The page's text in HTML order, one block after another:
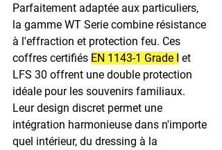
Parfaitement adaptée aux particuliers,
la gamme WT Serie combine résistance
à l'effraction et protection feu. Ces
coffres certifiés EN 1143-1 Grade I et
LFS 30 offrent une double protection
idéale pour les souvenirs familiaux.
Leur design discret permet une
intégration harmonieuse dans n'importe
quel intérieur, du dressing à la